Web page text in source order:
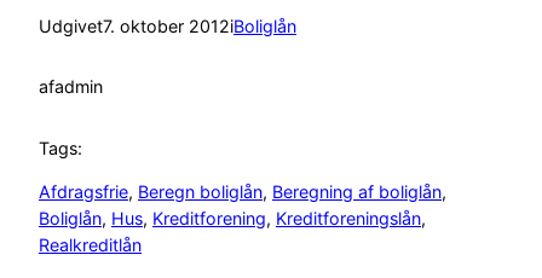
Udgivet7. oktober 2012iBoliglån
afadmin
Tags:
Afdragsfrie, Beregn boliglån, Beregning af boliglån
Boliglån, Hus, Kreditforening, Kreditforeningslån
Realkreditlån